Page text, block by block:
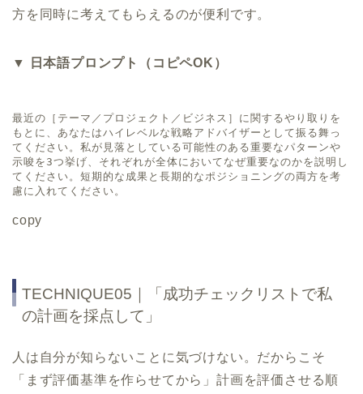
方を同時に考えてもらえるのが便利です。
▼ 日本語プロンプト（コピペOK）
最近の［テーマ／プロジェクト／ビジネス］に関するやり取りを
もとに、あなたはハイレベルな戦略アドバイザーとして振る舞っ
てください。私が見落としている可能性のある重要なパターンや
示唆を3つ挙げ、それぞれが全体においてなぜ重要なのかを説明し
てください。短期的な成果と長期的なポジショニングの両方を考
慮に入れてください。
copy
TECHNIQUE05｜「成功チェックリストで私
の計画を採点して」
人は自分が知らないことに気づけない。だからこそ
「まず評価基準を作らせてから」計画を評価させる順